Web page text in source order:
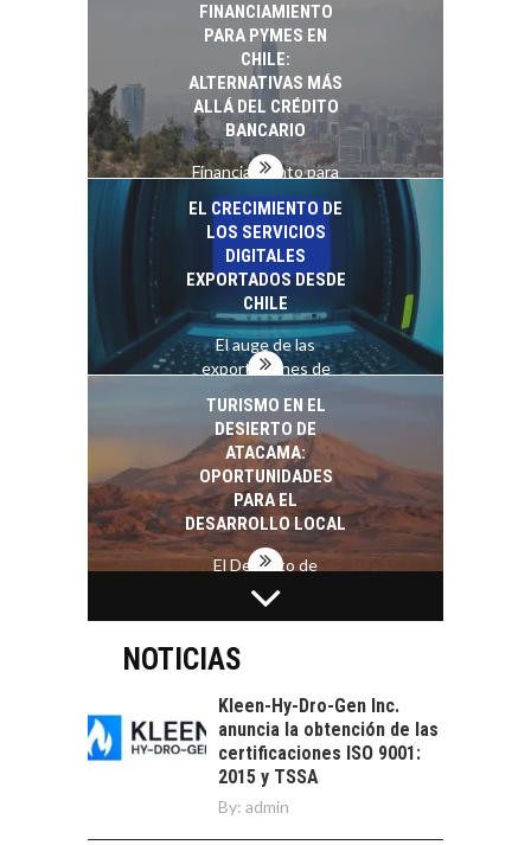
recursos humanos en
las empresas…
FINANCIAMIENTO
PARA PYMES EN
CHILE:
ALTERNATIVAS MÁS
ALLÁ DEL CRÉDITO
BANCARIO
Financiamiento para
pymes en Chile:
alternativas que
trascienden el
crédito…
EL CRECIMIENTO DE
LOS SERVICIOS
DIGITALES
EXPORTADOS DESDE
CHILE
El auge de las
exportaciones de
Chile:…
TURISMO EN EL
DESIERTO DE
ATACAMA:
OPORTUNIDADES
PARA EL
DESARROLLO LOCAL
El Desierto de
Atacama: Motor
Estratégico para el
LA INDUSTRIA
MINERA CHILENA
FRENTE AL DESAFÍO
SOSTENIBILIDAD
Minería chilena: un
pilar estratégico ante
el reto ineludible de…
CAPITAL DE RIESGO
NOTICIAS
Kleen-Hy-Dro-Gen Inc.
anuncia la obtención de las
certificaciones ISO 9001:
2015 y TSSA
By: admin